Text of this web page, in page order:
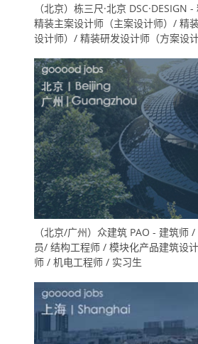
（北京）栋三尺·北京 DSC·DESIGN
精装主案设计师（主案设计师）/ 精
设计师）/ 精装研发设计师（方案设
（施工图深化设计师）/ 软装方案设
产工装设计方向）
（北京/广州）众建筑 PAO - 建筑师
员/ 结构工程师 / 模块化产品建筑设
师 / 机电工程师 / 实习生